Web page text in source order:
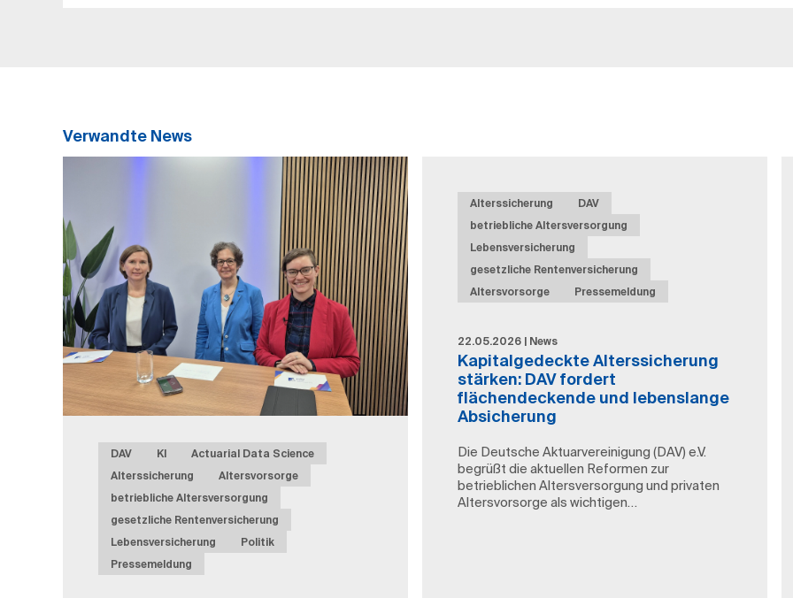
Verwandte News
DAV KI
Actuarial Data Science
Alterssicherung
Altersvorsorge
betriebliche Altersversorgung
gesetzliche Rentenversicherung
Lebensversicherung
Politik
Pressemeldung
Alterssicherung
DAV
betriebliche Altersversorgung
Lebensversicherung
gesetzliche Rentenversicherung
Altersvorsorge
Pressemeldung
22.05.2026 | News
Kapitalgedeckte Alterssicherung
stärken: DAV fordert
flächendeckende und lebenslange
Absicherung
Die Deutsche Aktuarvereinigung (DAV) e.V.
begrüßt die aktuellen Reformen zur
betrieblichen Altersversorgung und privaten
Altersvorsorge als wichtigen…